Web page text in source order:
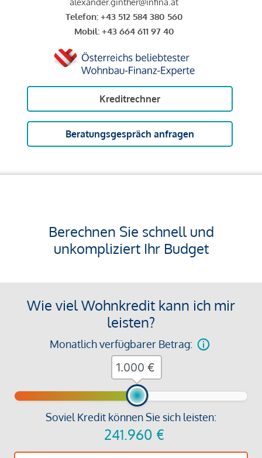
Telefon: +43 512 584 380 560
Mobil: +43 664 611 97 40
Kreditrechner
Beratungsgespräch anfragen
Berechnen Sie schnell und
unkompliziert Ihr Budget
Wie viel Wohnkredit kann ich mir
leisten?
Monatlich verfügbarer Betrag:
Soviel Kredit können Sie sich leisten:
241.960 €
€